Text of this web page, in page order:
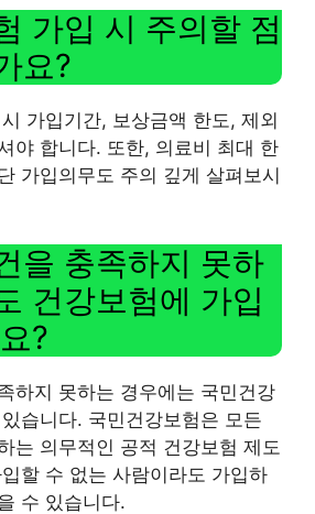
가입 시 주의할 점
요?
가입기간, 보상금액 한도, 제외
야 합니다. 또한, 의료비 최대 한
가입의무도 주의 깊게 살펴보시
을 충족하지 못하
건강보험에 가입
?
하지 못하는 경우에는 국민건강
습니다. 국민건강보험은 모든
는 의무적인 공적 건강보험 제도
할 수 없는 사람이라도 가입하
수 있습니다.